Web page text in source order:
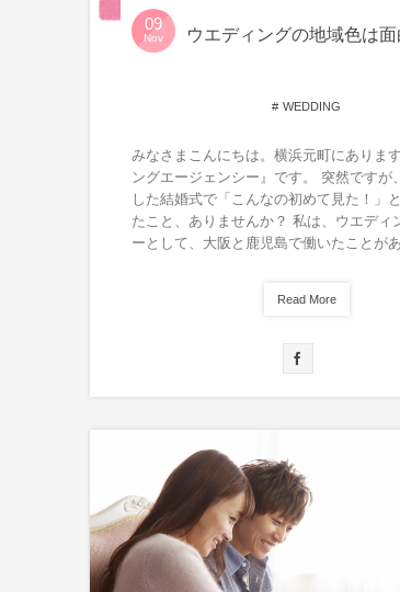
09
Nov ウエディングの地域色は面
WEDDING
みなさまこんにちは。横浜元町にありま
ングエージェンシー』です。 突然ですが
した結婚式で「こんなの初めて見た！」
たこと、ありませんか？ 私は、ウエディ
ーとして、大阪と鹿児島で働いたことが
Read More